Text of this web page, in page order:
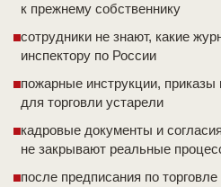
к прежнему собственнику
сотрудники не знают, какие
инспектору по России
пожарные инструкции, приказы
для торговли устарели
кадровые документы и
не закрывают реальные
после предписания по